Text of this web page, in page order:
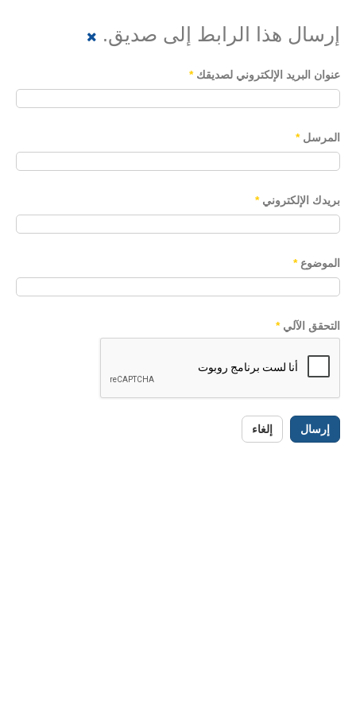
إرسال هذا الرابط إلى صديق.
عنوان البريد الإلكتروني لصديقك *
المرسل *
بريدك الإلكتروني *
الموضوع *
التحقق الآلي *
إرسال إلغاء